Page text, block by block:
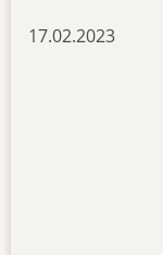
17.02.2023